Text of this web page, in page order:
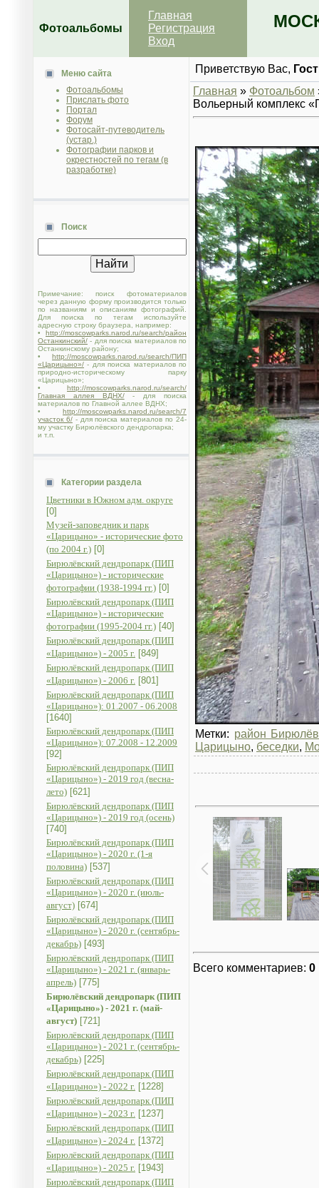
Фотоальбомы
Главная
Регистрация
Вход
Меню сайта
Фотоальбомы
Прислать фото
Портал
Форум
Фотосайт-путеводитель
(устар.)
Фотографии парков и
окрестностей по тегам (в
разработке)
Поиск
Примечание: поиск фотоматериалов
через данную форму производится только
по названиям и описаниям фотографий.
Для поиска по тегам используйте
адресную строку браузера, например:
• http://moscowparks.narod.ru/search/район
Останкинский/ - для поиска материалов по
Останкинскому району;
• http://moscowparks.narod.ru/search/ПИП
«Царицыно»/ - для поиска материалов по
природно-историческому парку
«Царицыно»;
• http://moscowparks.narod.ru/search/
Главная аллея ВДНХ/- для поиска
материалов по Главной аллее ВДНХ;
• http://moscowparks.narod.ru/search/7
участок 6/- для поиска материалов по 24-
му участку Бирюлёвского дендропарка;
и т.п.
Категории раздела
Цветники в Южном адм. округе
[0]
Музей-заповедник и парк
«Царицыно» - исторические фото
(по 2004 г.) [0]
Бирюлёвский дендропарк (ПИП
«Царицыно») - исторические
фотографии (1938-1994 гг.) [0]
Бирюлёвский дендропарк (ПИП
«Царицыно») - исторические
фотографии (1995-2004 гг.) [40]
Бирюлёвский дендропарк (ПИП
«Царицыно») - 2005 г. [849]
Бирюлёвский дендропарк (ПИП
«Царицыно») - 2006 г. [801]
Бирюлёвский дендропарк (ПИП
«Царицыно»): 01.2007 - 06.2008
[1640]
Бирюлёвский дендропарк (ПИП
«Царицыно»): 07.2008 - 12.2009
[92]
Бирюлёвский дендропарк (ПИП
«Царицыно») - 2019 год (весна-
лето) [621]
Бирюлёвский дендропарк (ПИП
«Царицыно») - 2019 год (осень)
[740]
Бирюлёвский дендропарк (ПИП
«Царицыно») - 2020 г. (1-я
половина) [537]
Бирюлёвский дендропарк (ПИП
«Царицыно») - 2020 г. (июль-
август) [674]
Бирюлёвский дендропарк (ПИП
«Царицыно») - 2020 г. (сентябрь-
декабрь) [493]
Бирюлёвский дендропарк (ПИП
«Царицыно») - 2021 г. (январь-
апрель) [775]
Бирюлёвский дендропарк (ПИП
«Царицыно») - 2021 г. (май-
август) [721]
Бирюлёвский дендропарк (ПИП
«Царицыно») - 2021 г. (сентябрь-
декабрь) [225]
Бирюлёвский дендропарк (ПИП
«Царицыно») - 2022 г. [1228]
Бирюлёвский дендропарк (ПИП
«Царицыно») - 2023 г. [1237]
Бирюлёвский дендропарк (ПИП
«Царицыно») - 2024 г. [1372]
Бирюлёвский дендропарк (ПИП
«Царицыно») - 2025 г. [1943]
Бирюлёвский дендропарк (ПИП
Приветствую Вас,
Главная » Фотоальбом
Вольерный комплекс
Метки: район
Царицыно, беседки,
Всего комментариев: 0